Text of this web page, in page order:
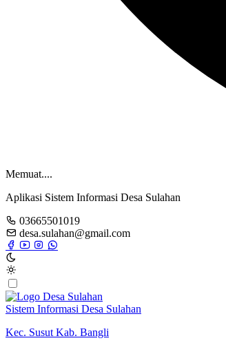
Memuat....
Aplikasi Sistem Informasi Desa Sulahan
03665501019
desa.sulahan@gmail.com
Sistem Informasi Desa Sulahan
Kec. Susut Kab. Bangli